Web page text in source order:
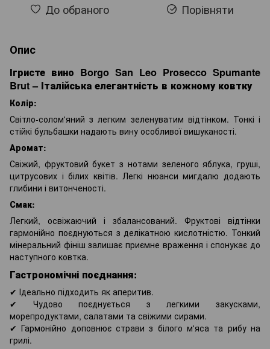
До обраного Порівняти
Опис
Ігристе вино Borgo San Leo Prosecco Spumante
Brut – Італійська елегантність в кожному ковтку
Колір:
Світло-солом'яний з легким зеленуватим відтінком. Тонкі і
стійкі бульбашки надають вину особливої вишуканості.
Аромат:
Свіжий, фруктовий букет з нотами зеленого яблука, груші,
цитрусових і білих квітів. Легкі нюанси мигдалю додають
глибини і витонченості.
Смак:
Легкий, освіжаючий і збалансований. Фруктові відтінки
гармонійно поєднуються з делікатною кислотністю. Тонкий
мінеральний фініш залишає приємне враження і спонукає до
наступного ковтка.
Гастрономічні поєднання:
✔ Ідеально підходить як аперитив.
✔ Чудово поєднується з легкими закусками,
морепродуктами, салатами та свіжими сирами.
✔ Гармонійно доповнює страви з білого м'яса та рибу на
грилі.